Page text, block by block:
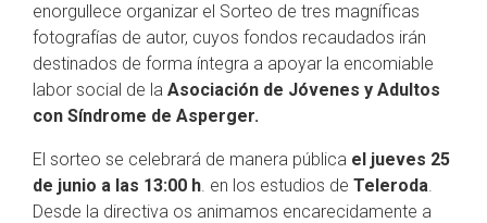
enorgullece organizar el Sorteo de tres magníficas
fotografías de autor, cuyos fondos recaudados irán
destinados de forma íntegra a apoyar la encomiable
labor social de la Asociación de Jóvenes y Adultos
con Síndrome de Asperger.
El sorteo se celebrará de manera pública el jueves 25
de junio a las 13:00 h. en los estudios de Teleroda.
Desde la directiva os animamos encarecidamente a